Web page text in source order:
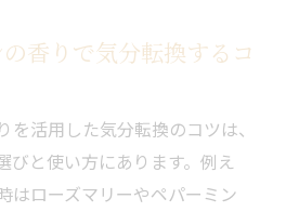
香りで気分転換するコ
を活用した気分転換のコツは、
びと使い方にあります。例え
はローズマリーやペパーミン